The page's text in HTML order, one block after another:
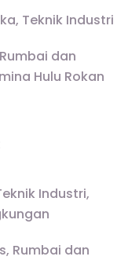
Teknik Industri
dan
Hulu Rokan
Industri,
Rumbai dan